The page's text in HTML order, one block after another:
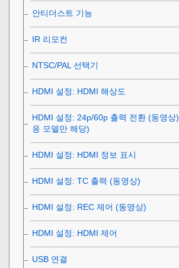
안티더스트 기능
IR 리모컨
NTSC/PAL 선택기
HDMI 설정: HDMI 해상도
HDMI 설정: 24p/60p 출력 전환 (동영상)
응 모델만 해당)
HDMI 설정: HDMI 정보 표시
HDMI 설정: TC 출력 (동영상)
HDMI 설정: REC 제어 (동영상)
HDMI 설정: HDMI 제어
USB 연결